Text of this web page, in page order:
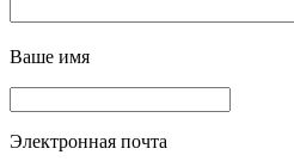
Ваше имя
Электронная почта